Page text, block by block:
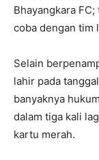
Bhayangkara
coba dengan tim
Selain
lahir pada
banyaknya
dalam tiga kali
kartu merah.